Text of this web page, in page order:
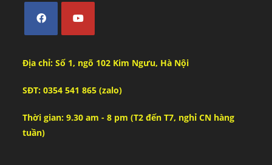
Địa chỉ: Số 1, ngõ 102 Kim Ngưu, Hà Nội
SĐT: 0354 541 865 (zalo)
Thời gian: 9.30 am - 8 pm (T2 đến T7, nghỉ CN hàng
tuần)